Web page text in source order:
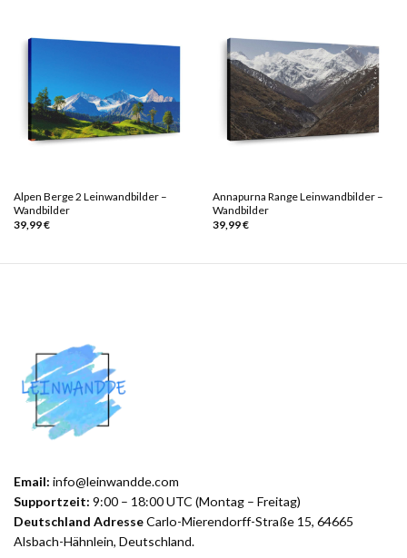
Alpen Berge 2 Leinwandbilder –
Wandbilder
39,99€
Annapurna Range Leinwandbilder –
Wandbilder
39,99€
Email: info@leinwandde.com
Supportzeit: 9:00 – 18:00 UTC (Montag – Freitag)
Deutschland AdresseCarlo-Mierendorff-Straße 15, 64665
Alsbach-Hähnlein, Deutschland.